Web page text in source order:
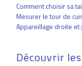
Comment choisir sa
Mesurer le tour de
Appareillage droite et
Découvrir